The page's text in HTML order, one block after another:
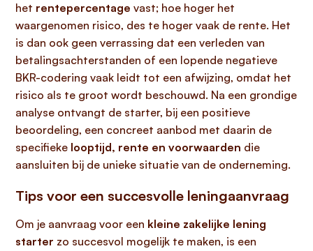
het rentepercentage vast; hoe hoger het
waargenomen risico, des te hoger vaak de rente. Het
is dan ook geen verrassing dat een verleden van
betalingsachterstanden of een lopende negatieve
BKR-codering vaak leidt tot een afwijzing, omdat het
risico als te groot wordt beschouwd. Na een grondige
analyse ontvangt de starter, bij een positieve
beoordeling, een concreet aanbod met daarin de
specifieke looptijd, rente en voorwaarden die
aansluiten bij de unieke situatie van de onderneming.
Tips voor een succesvolle leningaanvraag
Om je aanvraag voor een kleine zakelijke lening
starter zo succesvol mogelijk te maken, is een